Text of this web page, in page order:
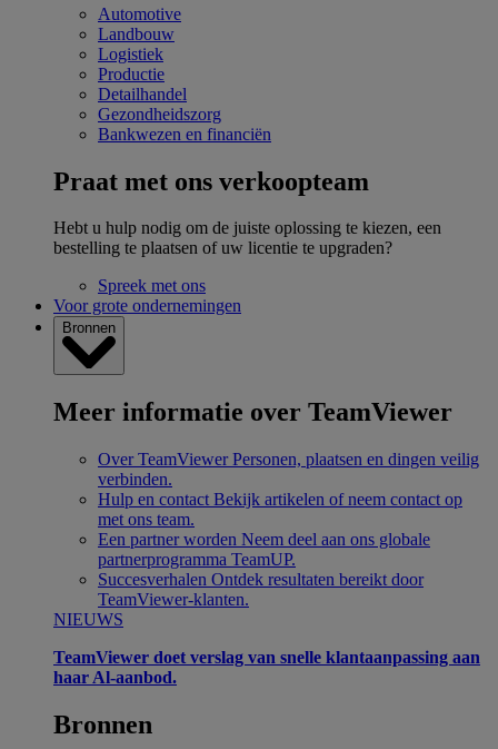
Automotive
Landbouw
Logistiek
Productie
Detailhandel
Gezondheidszorg
Bankwezen en financiën
Praat met ons verkoopteam
Hebt u hulp nodig om de juiste oplossing te kiezen, een
bestelling te plaatsen of uw licentie te upgraden?
Spreek met ons
Voor grote ondernemingen
Bronnen
Meer informatie over TeamViewer
Over TeamViewer Personen, plaatsen en dingen veilig
verbinden.
Hulp en contact Bekijk artikelen of neem contact op
met ons team.
Een partner worden Neem deel aan ons globale
partnerprogramma TeamUP.
Succesverhalen Ontdek resultaten bereikt door
TeamViewer-klanten.
NIEUWS
TeamViewer doet verslag van snelle klantaanpassing aan
haar Al-aanbod.
Bronnen